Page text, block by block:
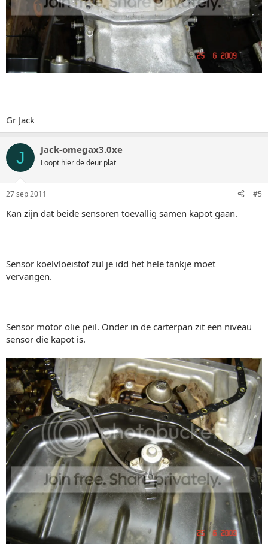
Gr Jack
J Jack-omegax3.0xe
Loopt hier de deur plat
27 sep 2011 #5
Kan zijn dat beide sensoren toevallig samen kapot gaan.
Sensor koelvloeistof zul je idd het hele tankje moet
vervangen.
Sensor motor olie peil. Onder in de carterpan zit een niveau
sensor die kapot is.